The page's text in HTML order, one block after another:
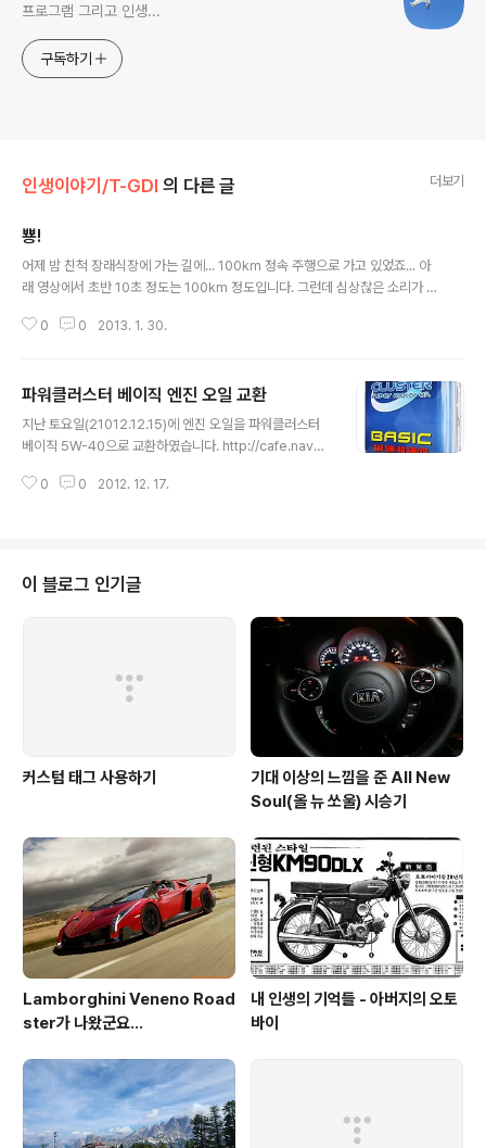
프로그램 그리고 인생...
구독하기
인생이야기/T-GDI 의 다른 글 더보기
뿅!
어제 밤 친척 장래식장에 가는 길에... 100km 정속 주행으로 가고 있었죠... 아
래 영상에서 초반 10초 정도는 100km 정도입니다. 그런데 심상찮은 소리가 뒤
LS AMG인것을 알아채고 살짝 악셀링 하니... 버스 옆 지나갈 때 160km 정도
S AMG를 보니 나도 모르게 흥분 되더군요 ㅎㅎ 요즘 7급 공무원 1화에 나와
서 그러지 않아도 보고 싶었는데 ㅋㅋㅋ (720p 로 보세요 ㅎㅎ)
0 0 2013. 1. 30.
파워클러스터 베이직 엔진 오일 교환
지난 토요일(21012.12.15)에 엔진 오일을 파워클러스터
베이직 5W-40으로 교환하였습니다. http://cafe.naver.
에 그냥 주워들은 이야기로 구입한 파클 베이직이였는데...
죠. 그런데 여기 저기 이야기 해 봐도 팔리지 않아 그냥 이
번 한번만 사용해 보자라는 생각으로 교환하였습니다.교환
은 intu 에서 했구요. 위치(http://me2.do/xL6Nb36)는
아래와 같습니다. 아는 동생이 추천해 줘서 intu로 가게 되
0 0 2012. 12. 17.
이 블로그 인기글
커스텀 태그 사용하기
기대 이상의 느낌을 준 All New
Soul(올 뉴 쏘울) 시승기
Lamborghini Veneno Road
ster가 나왔군요...
내 인생의 기억들 - 아버지의 오토
바이